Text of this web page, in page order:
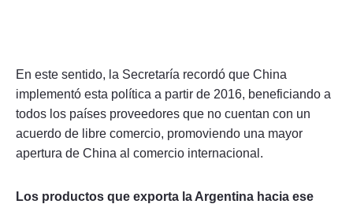
En este sentido, la Secretaría recordó que China
implementó esta política a partir de 2016, beneficiando a
todos los países proveedores que no cuentan con un
acuerdo de libre comercio, promoviendo una mayor
apertura de China al comercio internacional.
Los productos que exporta la Argentina hacia ese